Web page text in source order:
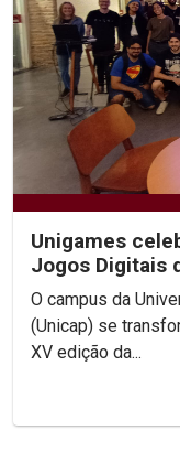
Unigames
Jogos Digitais
O campus da
(Unicap) se
XV edição da...